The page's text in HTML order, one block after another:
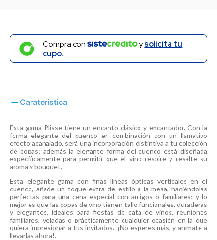
Compra con ysolicita tu
cupo.
Caraterística
Esta gama Plisse tiene un encanto clásico y encantador. Con la
forma elegante del cuenco en combinación con un llamativo
efecto acanalado, será una incorporación distintiva a tu colección
de copas; además la elegante forma del cuenco está diseñada
específicamente para permitir que el vino respire y resalte su
aroma y bouquet.
Esta elegante gama con finas líneas ópticas verticales en el
cuenco, añade un toque extra de estilo a la mesa, haciéndolas
perfectas para una cena especial con amigos o familiares; y lo
mejor es que las copas de vino tienen tallo funcionales, duraderas
y elegantes, ideales para fiestas de cata de vinos, reuniones
familiares, veladas o prácticamente cualquier ocasión en la que
quiera impresionar a tus invitados.. ¡No esperes más, y anímate a
llevarlas ahora!.